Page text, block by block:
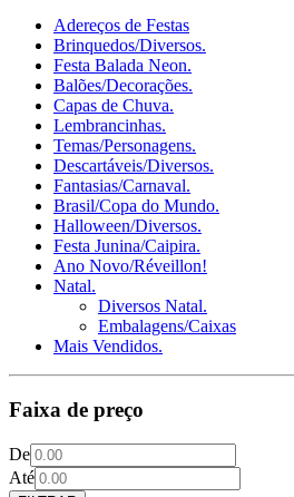
Adereços de Festas
Brinquedos/Diversos.
Festa Balada Neon.
Balões/Decorações.
Capas de Chuva.
Lembrancinhas.
Temas/Personagens.
Descartáveis/Diversos.
Fantasias/Carnaval.
Brasil/Copa do Mundo.
Halloween/Diversos.
Festa Junina/Caipira.
Ano Novo/Réveillon!
Natal.
Diversos Natal.
Embalagens/Caixas
Mais Vendidos.
Faixa de preço
De
Até